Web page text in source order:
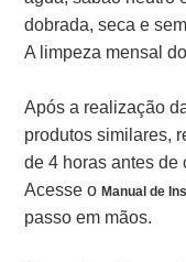
dobrada, seca e
A limpeza mensal
Após a realização
produtos similares,
de 4 horas antes de
Acesse oManual de
passo em mãos.